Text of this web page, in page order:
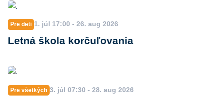
Pre deti 1. júl 17:00 - 26. aug 2026
Letná škola korčuľovania
Pre všetkých 3. júl 07:30 - 28. aug 2026